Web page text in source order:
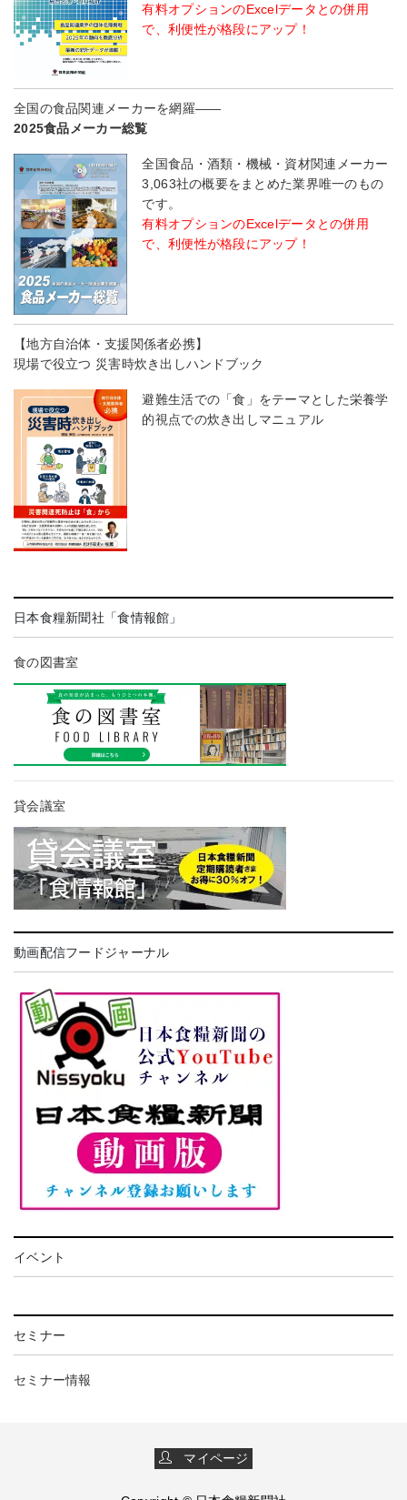
有料オプションのExcelデータとの併用
で、利便性が格段にアップ！
全国の食品関連メーカーを網羅――
2025食品メーカー総覧
全国食品・酒類・機械・資材関連メーカー
3,063社の概要をまとめた業界唯一のもの
です。
有料オプションのExcelデータとの併用
で、利便性が格段にアップ！
【地方自治体・支援関係者必携】
現場で役立つ 災害時炊き出しハンドブック
避難生活での「食」をテーマとした栄養学
的視点での炊き出しマニュアル
日本食糧新聞社「食情報館」
食の図書室
貸会議室
動画配信フードジャーナル
イベント
セミナー
セミナー情報
マイページ